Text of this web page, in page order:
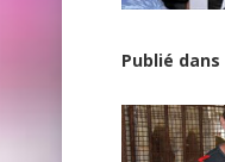
Publié dans